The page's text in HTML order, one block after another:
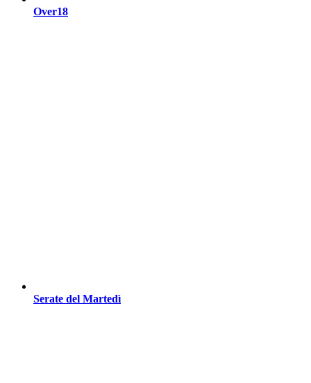
Over18
Serate del Martedì